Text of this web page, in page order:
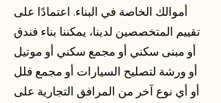
أموالك الخاصة في البناء. اعتمادًا على
تقييم المتخصصين لدينا، يمكننا بناء فندق
أو مبنى سكني أو مجمع سكني أو موتيل
أو ورشة لتصليح السيارات أو مجمع فلل
أو أي نوع آخر من المرافق التجارية على